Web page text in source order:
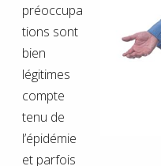
préoccupa
tions sont
bien
légitimes
compte
tenu de
l’épidémie
et parfois